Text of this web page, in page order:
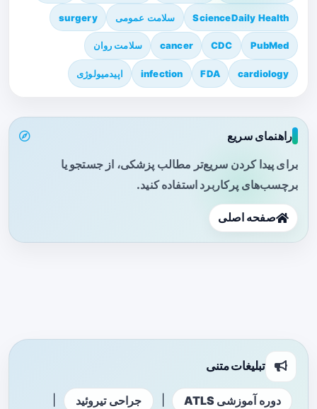
ScienceDaily Health سلامت عمومی surgery
PubMed
CDC
cancer سلامت روان
cardiology
FDA
infection اپیدمیولوژی
راهنمای سریع
برای پیدا کردن سریع‌تر مطالب پزشکی، از جستجو یا
برچسب‌های پرکاربرد استفاده کنید.
صفحه اصلی
تبلیغات متنی
دوره آموزشی ATLS جراحی تیروئید